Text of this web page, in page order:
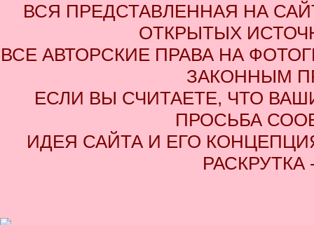
ВСЯ ПРЕДСТАВЛЕННАЯ НА
ОТКРЫТЫХ
ВСЕ АВТОРСКИЕ ПРАВА НА
ЗАКОННЫМ
ЕСЛИ ВЫ СЧИТАЕТЕ, ЧТО
ПРОСЬБА
ИДЕЯ САЙТА И ЕГО
РАСКРУТКА